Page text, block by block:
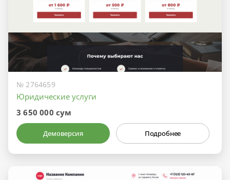
№ 2764659
Юридические услуги
3 650 000 сум
Демоверсия Подробнее